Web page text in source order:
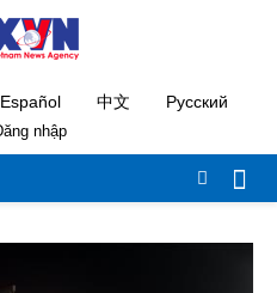
Español 中文 Русский